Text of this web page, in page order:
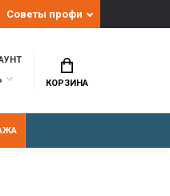
Советы профи
КОРЗИНА